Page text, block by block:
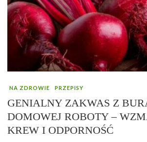
NA ZDROWIE PRZEPISY
GENIALNY ZAKWAS Z
DOMOWEJ ROBOTY –
KREW I ODPORNOŚĆ